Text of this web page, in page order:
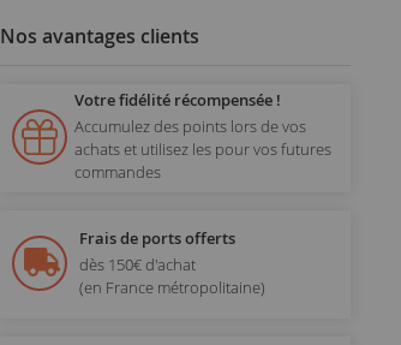
Nos avantages clients
Votre fidélité récompensée !
Accumulez des points lors de vos
achats et utilisez les pour vos futures
commandes
Frais de ports offerts
dès 150€ d'achat
(en France métropolitaine)